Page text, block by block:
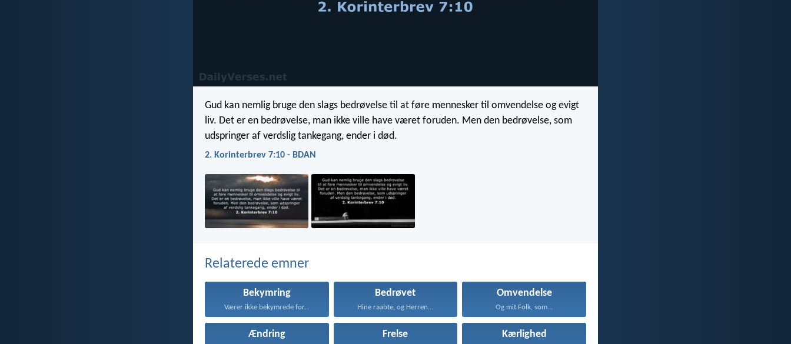
Gud kan nemlig bruge den slags bedrøvelse til at føre mennesker til omvendelse og evigt
liv. Det er en bedrøvelse, man ikke ville have været foruden. Men den bedrøvelse, som
udspringer af verdslig tankegang, ender i død.
2. Korinterbrev 7:10 - BDAN
Relaterede emner
Bekymring
Værer ikke bekymrede for...
Bedrøvet
Hine raabte, og Herren...
Omvendelse
Og mit Folk, som...
Ændring Frelse Kærlighed